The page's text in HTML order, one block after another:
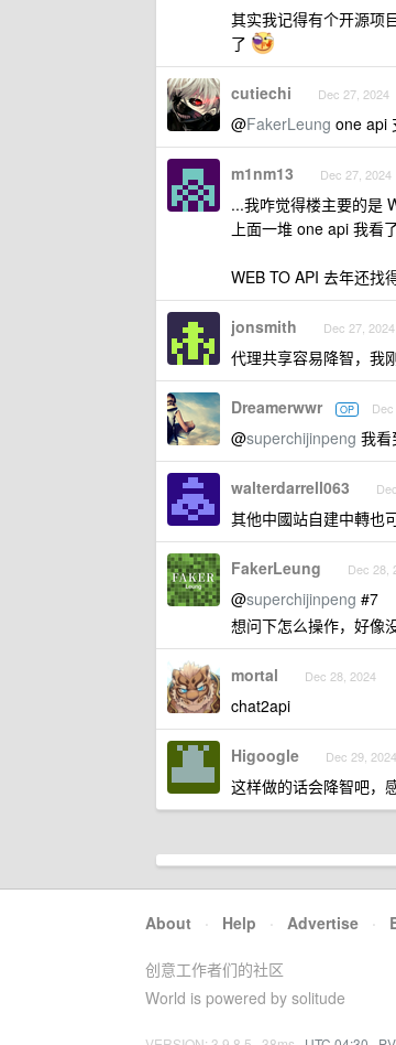
其实我记得有个开源项
了
cutiechi Dec 27, 2024
@FakerLeung one api
m1nm13 Dec 27, 2024
...我咋觉得楼主要的是
上面一堆 one api 我看
WEB TO API 去年还找
jonsmith Dec 27,
代理共享容易降智，我
Dreamerwwr OP
@superchijinpeng 我看
walterdarrell063
其他中國站自建中轉也
FakerLeung Dec 28,
@superchijinpeng #7
想问下怎么操作，好像
mortal Dec 28, 2024
chat2api
Higoogle Dec 29, 2024
这样做的话会降智吧，
About · Help · Advertise ·
创意工作者们的社区
World is powered by solitude